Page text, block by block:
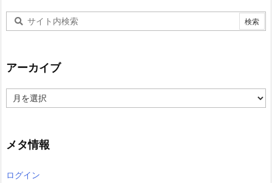
アーカイブ
ー
ブ
メタ情報
ログイン